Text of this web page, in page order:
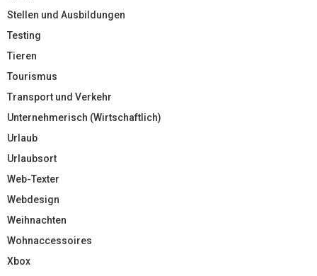
Stellen und Ausbildungen
Testing
Tieren
Tourismus
Transport und Verkehr
Unternehmerisch (Wirtschaftlich)
Urlaub
Urlaubsort
Web-Texter
Webdesign
Weihnachten
Wohnaccessoires
Xbox